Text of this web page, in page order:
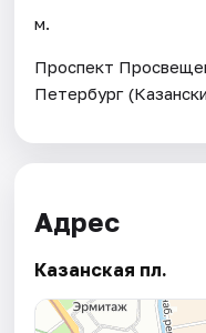
м.
Проспект
Петербург
Адрес
Казанская пл.